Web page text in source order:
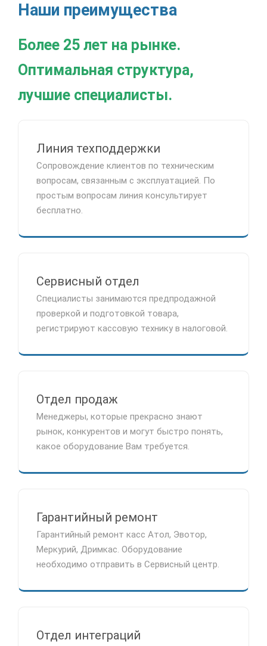
Наши преимущества
Более 25 лет на рынке.
Оптимальная структура,
лучшие специалисты.
Линия техподдержки
Сопровождение клиентов по техническим
вопросам, связанным с эксплуатацией. По
простым вопросам линия консультирует
бесплатно.
Сервисный отдел
Специалисты занимаются предпродажной
проверкой и подготовкой товара,
регистрируют кассовую технику в налоговой.
Отдел продаж
Менеджеры, которые прекрасно знают
рынок, конкурентов и могут быстро понять,
какое оборудование Вам требуется.
Гарантийный ремонт
Гарантийный ремонт касс Атол, Эвотор,
Меркурий, Дримкас. Оборудование
необходимо отправить в Сервисный центр.
Отдел интеграций